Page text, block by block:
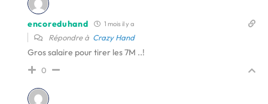
encoreduhand 1 mois il y a
Répondre à Crazy Hand
Gros salaire pour tirer les 7M ..!
0